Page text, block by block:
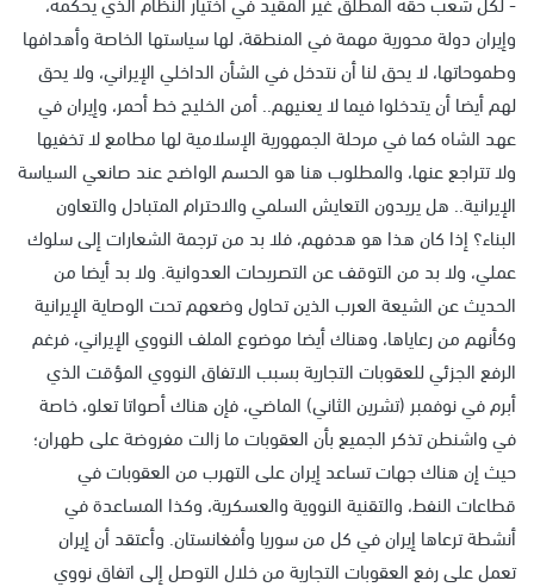
وإيران دولة محورية مهمة في المنطقة، لها سياستها الخاصة وأهدافها
وطموحاتها، لا يحق لنا أن نتدخل في الشأن الداخلي الإيراني، ولا يحق
لهم أيضا أن يتدخلوا فيما لا يعنيهم.. أمن الخليج خط أحمر، وإيران في
عهد الشاه كما في مرحلة الجمهورية الإسلامية لها مطامع لا تخفيها
ولا تتراجع عنها، والمطلوب هنا هو الحسم الواضح عند صانعي السياسة
الإيرانية.. هل يريدون التعايش السلمي والاحترام المتبادل والتعاون
البناء؟ إذا كان هذا هو هدفهم، فلا بد من ترجمة الشعارات إلى سلوك
عملي، ولا بد من التوقف عن التصريحات العدوانية. ولا بد أيضا من
الحديث عن الشيعة العرب الذين تحاول وضعهم تحت الوصاية الإيرانية
وكأنهم من رعاياها، وهناك أيضا موضوع الملف النووي الإيراني، فرغم
الرفع الجزئي للعقوبات التجارية بسبب الاتفاق النووي المؤقت الذي
أبرم في نوفمبر (تشرين الثاني) الماضي، فإن هناك أصواتا تعلو، خاصة
في واشنطن تذكر الجميع بأن العقوبات ما زالت مفروضة على طهران؛
حيث إن هناك جهات تساعد إيران على التهرب من العقوبات في
قطاعات النفط، والتقنية النووية والعسكرية، وكذا المساعدة في
أنشطة ترعاها إيران في كل من سوريا وأفغانستان. وأعتقد أن إيران
تعمل على رفع العقوبات التجارية من خلال التوصل إلى اتفاق نووي